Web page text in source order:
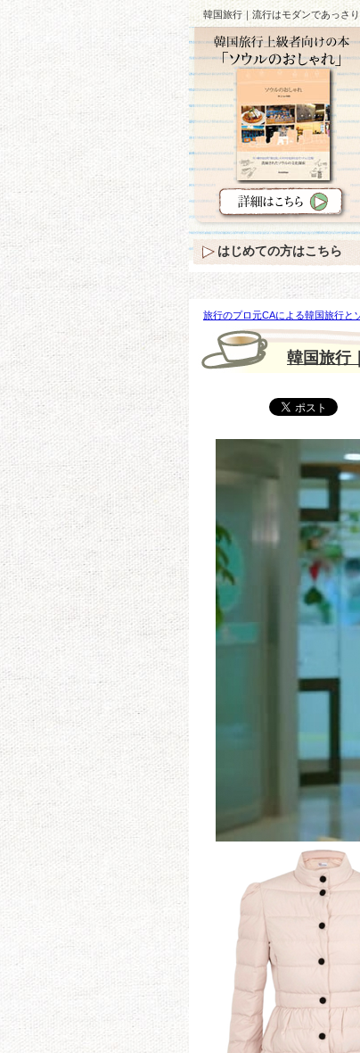
韓国旅行｜流行はモダンであっさ
旅行のプロ元CAによる韓国旅行と
ピンクアイテム” ♪
韓国旅行
はじめての方はこちら